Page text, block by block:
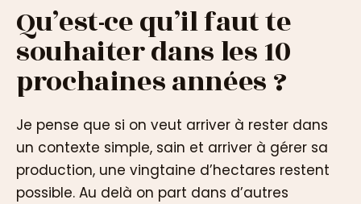
Qu’est-ce qu’il faut te
souhaiter dans les 10
prochaines années ?
Je pense que si on veut arriver à rester dans
un contexte simple, sain et arriver à gérer sa
production, une vingtaine d’hectares restent
possible. Au delà on part dans d’autres